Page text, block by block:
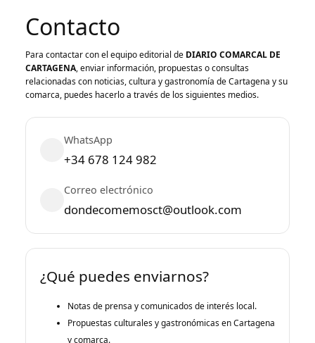
Contacto
Para contactar con el equipo editorial de DIARIO COMARCAL DE
CARTAGENA, enviar información, propuestas o consultas
relacionadas con noticias, cultura y gastronomía de Cartagena y su
comarca, puedes hacerlo a través de los siguientes medios.
WhatsApp
+34 678 124 982
Correo electrónico
dondecomemosct@outlook.com
¿Qué puedes enviarnos?
Notas de prensa y comunicados de interés local.
Propuestas culturales y gastronómicas en Cartagena
y comarca.